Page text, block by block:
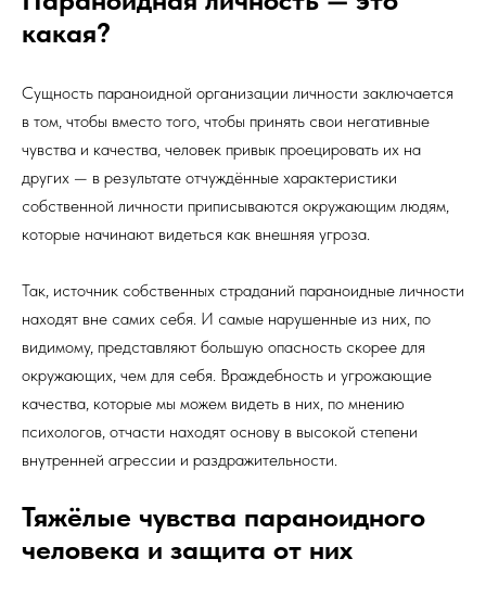
какая?
Сущность параноидной организации личности заключается
в том, чтобы вместо того, чтобы принять свои негативные
чувства и качества, человек привык проецировать их на
других — в результате отчуждённые характеристики
собственной личности приписываются окружающим людям,
которые начинают видеться как внешняя угроза.
Так, источник собственных страданий параноидные личности
находят вне самих себя. И самые нарушенные из них, по
видимому, представляют большую опасность скорее для
окружающих, чем для себя. Враждебность и угрожающие
качества, которые мы можем видеть в них, по мнению
психологов, отчасти находят основу в высокой степени
внутренней агрессии и раздражительности.
Тяжёлые чувства параноидного
человека и защита от них